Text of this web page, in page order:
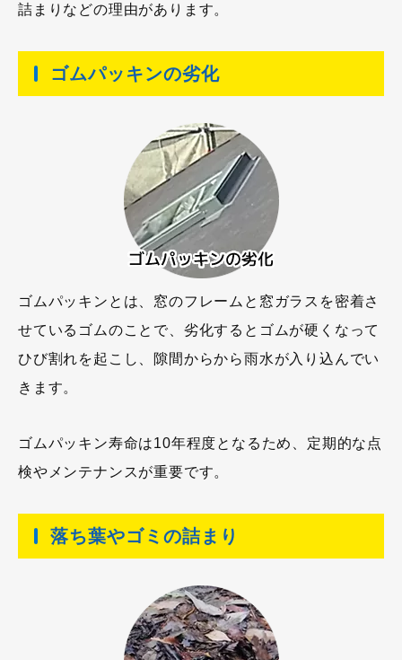
詰まりなどの理由があります。
ゴムパッキンの劣化
ゴムパッキンとは、窓のフレームと窓ガラスを密着さ
せているゴムのことで、劣化するとゴムが硬くなって
ひび割れを起こし、隙間からから雨水が入り込んでい
きます。
ゴムパッキン寿命は10年程度となるため、定期的な点
検やメンテナンスが重要です。
落ち葉やゴミの詰まり